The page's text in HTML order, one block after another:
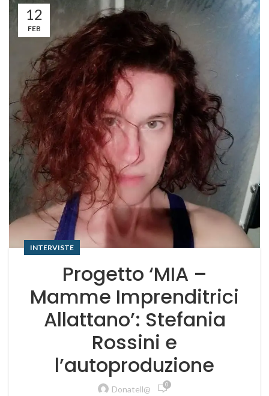
12
FEB
INTERVISTE
Progetto ‘MIA –
Mamme Imprenditrici
Allattano’: Stefania
Rossini e
l’autoproduzione
Donatell@ 0